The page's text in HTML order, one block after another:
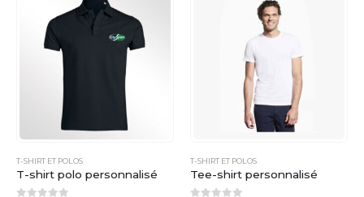
T-SHIRT ET POLOS
T-shirt polo personnalisé
T-SHIRT ET POLOS
Tee-shirt personnalisé